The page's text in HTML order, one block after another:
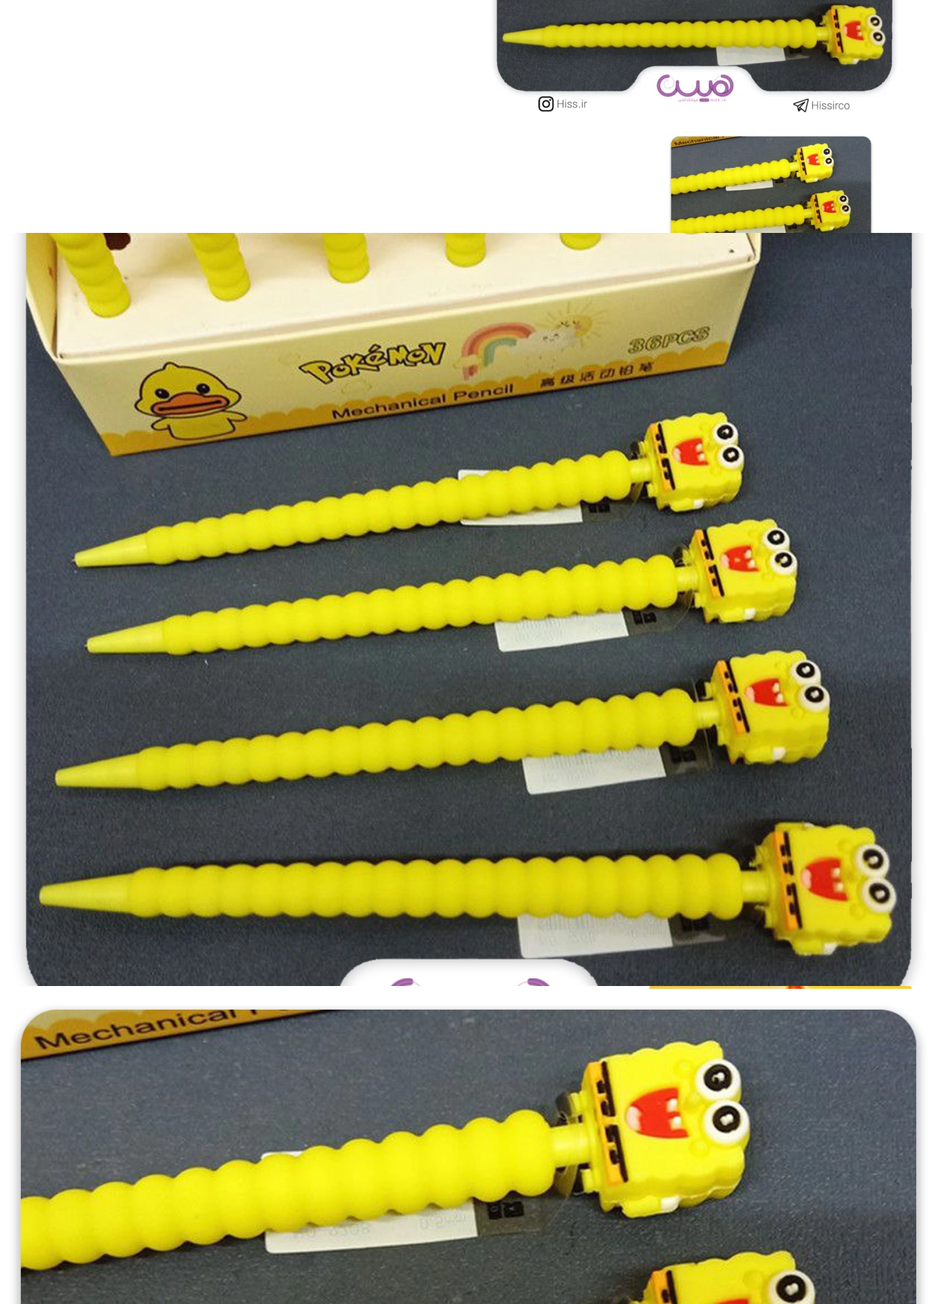
آیا قیمت مناسب‌تری سراغ دارید؟بله |خیر
بازخورد درباره این کالا
اتود طرح باب اسفنجی
خرید عمده لوازم تحریر، خرید عمده اتود یا مداد نوکی
ارسال به کل کشور : 3 الی 7 روز کاری
اطلاعیه :
تمامی محصولات در سال 1403 با کاهش قیمت 30% و طبق قوانین کشور شامل 10% مالیات بر ارزش افزونه خواهد بود. ثبت سفارشات خرده تنها از عاملیت های فروش امکان پذیر خواهد بود. تماس با کارشناسان : 91691267-021
آماده ارسال
آماده ارسال
این کالا در حال حاضر در انبار فروشگاه موجود ، آماده پردازش و ارسال است
بروزرسانی قیمت:
3 ماه پیش
افزودن به سبد
ارسال به سراسر ایران
ارسال : 3 الی 10 روزه